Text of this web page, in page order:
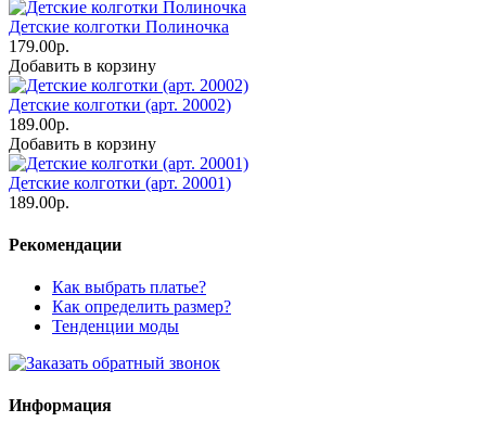
Детские колготки Полиночка
179.00р.
Добавить в корзину
Детские колготки (арт. 20002)
189.00р.
Добавить в корзину
Детские колготки (арт. 20001)
189.00р.
Рекомендации
Как выбрать платье?
Как определить размер?
Тенденции моды
Информация